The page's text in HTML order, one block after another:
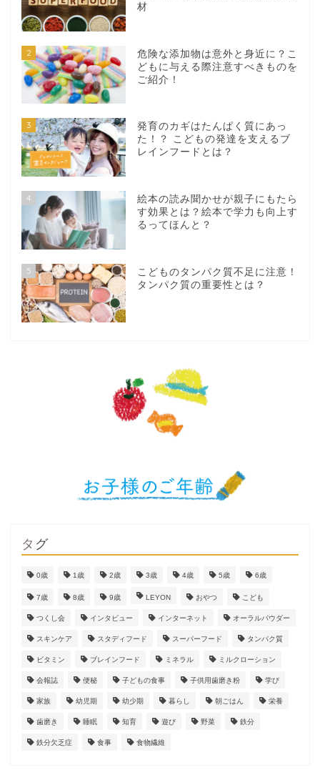
材
2
危険な添加物は意外と身近に？こ
どもに与える際注意すべきものを
ご紹介！
3
発育のカギはたんぱく質にあっ
た！？ こどもの発達を支えるブ
レインフードとは？
4
絵本の読み聞かせが親子にもたら
す効果とは？絵本で学力も向上す
るってほんと？
5
こどものタンパク質不足に注意！
タンパク質の重要性とは？
タグ
0歳 1歳 2歳 3歳 4歳 5歳 6歳
7歳 8歳 9歳 LEYON おやつ こども
つくし会 インタビュー インターネット オーラルパウダー
スキンケア スタディフード スーパーフード タンパク質
ビタミン ブレインフード ミネラル ミルクローション
会報誌 便秘 子どもの食事 子供用歯磨き粉 学び
家族 幼児期 幼少期 暮らし 朝ごはん 栄養
歯磨き 睡眠 知育 遊び 野菜 鉄分
鉄分欠乏症 食事 食物繊維